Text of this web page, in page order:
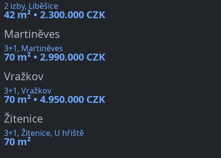
2 izby, Liběšice
42 m² • 2.300.000 CZK
Martiněves
3+1, Martiněves
70 m² • 2.990.000 CZK
Vražkov
3+1, Vražkov
70 m² • 4.950.000 CZK
Žitenice
3+1, Žitenice, U hřiště
70 m²